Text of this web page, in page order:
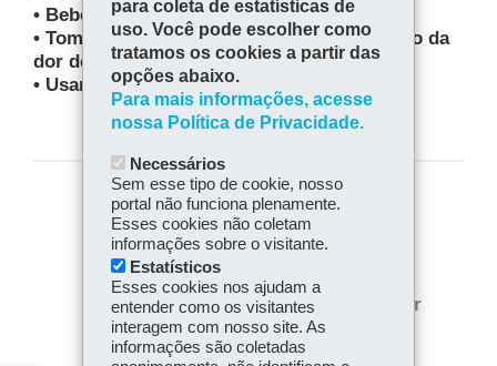
• Beber bastante água;
• Tomar banho quente para auxiliar no alívio da
dor de garganta e tosse;
• Usar umidificador de ar.
COMPARTILHE:
Fa
bo
ok
Tw
itt
er
Voltar Início
Imprimir
Baixar
para coleta de estatísticas de
uso. Você pode escolher como
tratamos os cookies a partir das
opções abaixo.
Para mais informações, acesse
nossa Política de Privacidade.
Necessários
Sem esse tipo de cookie, nosso
portal não funciona plenamente.
Esses cookies não coletam
informações sobre o visitante.
Estatísticos
Esses cookies nos ajudam a
entender como os visitantes
interagem com nosso site. As
informações são coletadas